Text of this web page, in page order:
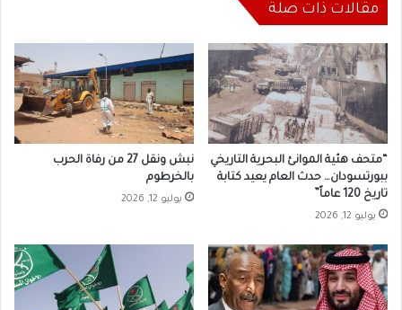
مقالات ذات صلة
“متحف هئية الموانئ البحرية التاريخي
ببورتسودان… حدث العام يعيد كتابة
تاريخ 120 عاماً”
يوليو 12, 2026
نبش ونقل 27 من رفاة الحرب
بالخرطوم
يوليو 12, 2026